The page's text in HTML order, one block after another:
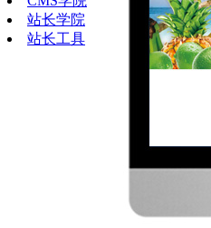
站长学院
站长工具